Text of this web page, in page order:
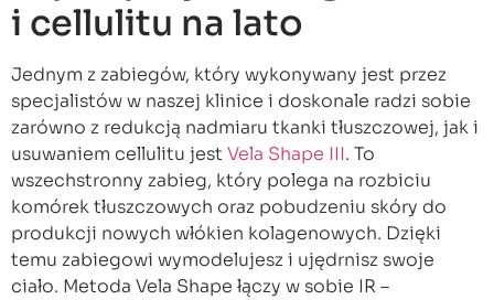
i cellulitu na lato
Jednym z zabiegów, który wykonywany jest przez
specjalistów w naszej klinice i doskonale radzi sobie
zarówno z redukcją nadmiaru tkanki tłuszczowej, jak i
usuwaniem cellulitu jest Vela Shape III. To
wszechstronny zabieg, który polega na rozbiciu
komórek tłuszczowych oraz pobudzeniu skóry do
produkcji nowych włókien kolagenowych. Dzięki
temu zabiegowi wymodelujesz i ujędrnisz swoje
ciało. Metoda Vela Shape łączy w sobie IR –